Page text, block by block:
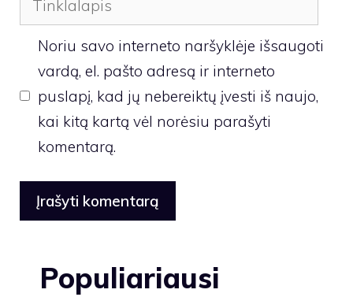
Noriu savo interneto naršyklėje išsaugoti
vardą, el. pašto adresą ir interneto
puslapį, kad jų nebereiktų įvesti iš naujo,
kai kitą kartą vėl norėsiu parašyti
komentarą.
Populiariausi